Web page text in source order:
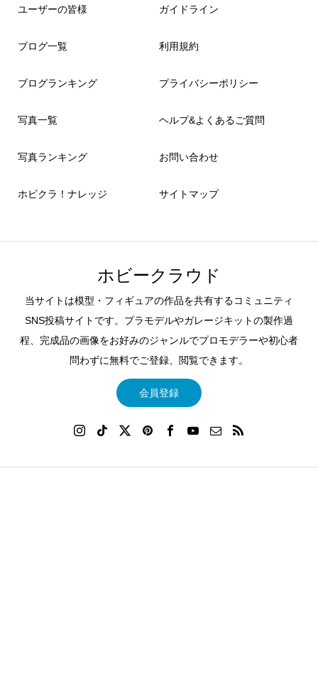
ユーザーの皆様
ブログ一覧
ブログランキング
写真一覧
写真ランキング
ホビクラ！ナレッジ
ガイドライン
利用規約
プライバシーポリシー
ヘルプ&よくあるご質問
お問い合わせ
サイトマップ
ホビークラウド
当サイトは模型・フィギュアの作品を共有するコミュニティ
SNS投稿サイトです。プラモデルやガレージキットの製作過
程、完成品の画像をお好みのジャンルでプロモデラーや初心者
問わずに無料でご登録、閲覧できます。
会員登録